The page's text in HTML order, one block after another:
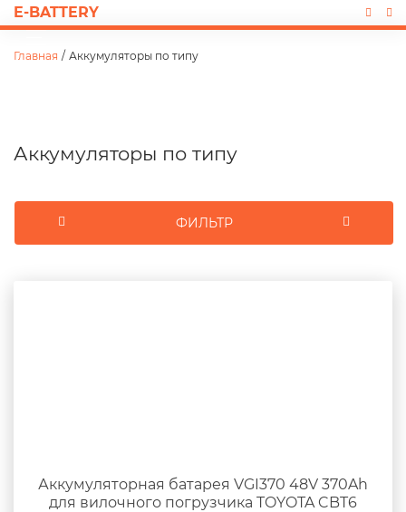
E-BATTERY
Главная / Аккумуляторы по типу
Аккумуляторы по типу
Аккумуляторная батарея VGI370 48V 370Ah
для вилочного погрузчика TOYOTA CBT6
ФИЛЬТР